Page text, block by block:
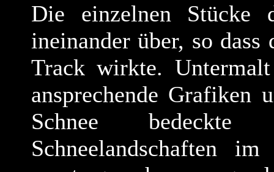
Die einzelnen Stücke
ineinander über, so
Track wirkte.
ansprechende Grafiken
Schnee
Schneelandschaften